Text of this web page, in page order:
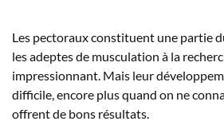
Les pectoraux constituent une partie
les adeptes de musculation à la
impressionnant. Mais leur
difficile, encore plus quand on ne
offrent de bons résultats.